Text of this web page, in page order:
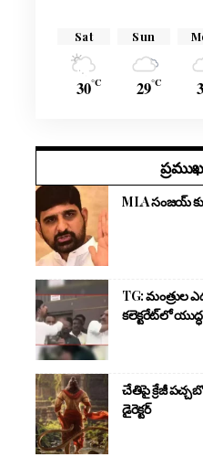
Sat
30°C
Sun
29°C
MLA సంజయ్
TG: మంత్రుల
కలెక్టరేట్‌లో
చేతిపై క్రేజీ
డైరెక్టర్